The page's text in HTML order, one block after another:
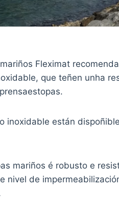
Fleximat
que teñen unha
inoxidable están
mariños é robusto e
nivel de